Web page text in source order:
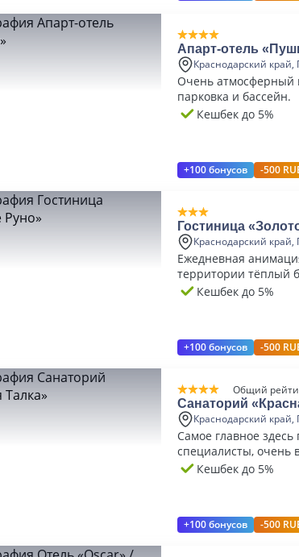
Aпарт-отель
Краснодарский край,
Очень атмосферный
парковка и бассейн.
Кешбек до 5%
+100 бонусов -500
Гостиница
Краснодарский край,
Ежедневная
территории тёплый
размещение с
Кешбек до 5%
+100 бонусов -500
Общий
Санаторий
Краснодарский край,
Самое главное здесь
специалисты, очень
Кешбек до 5%
+100 бонусов -500